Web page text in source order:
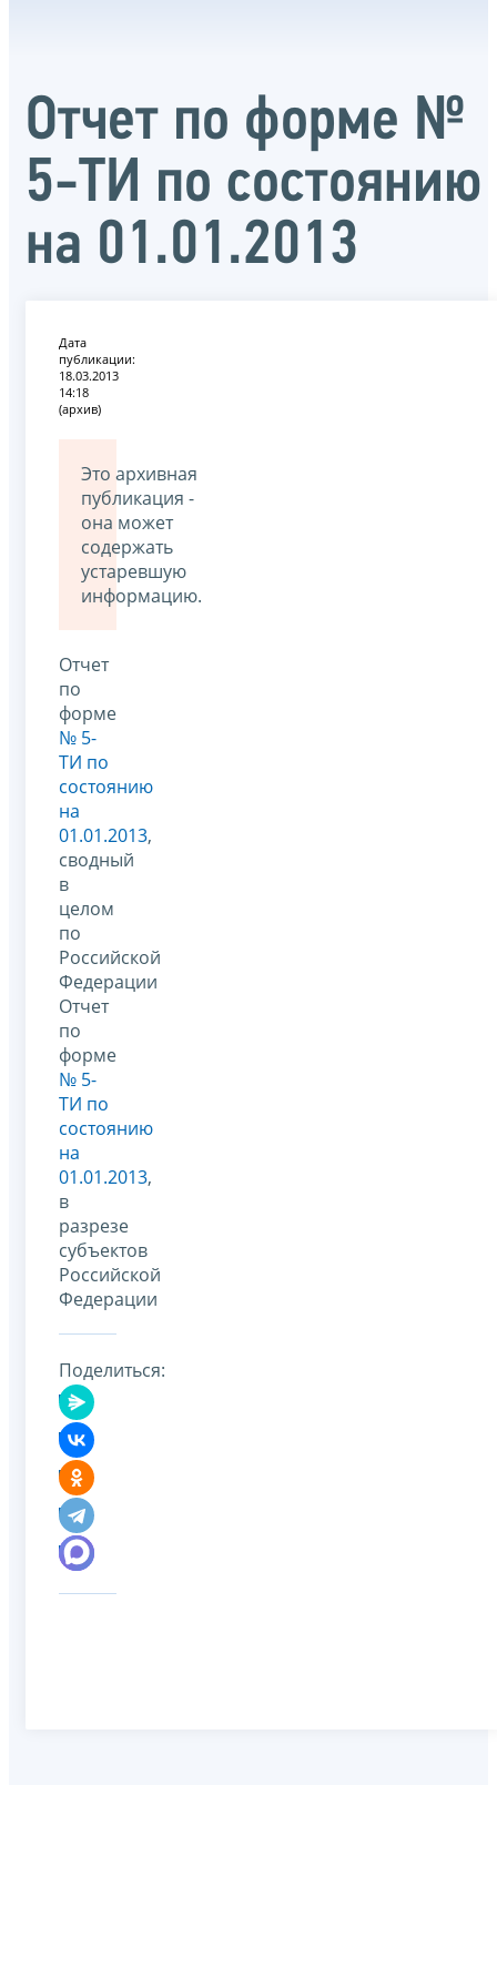
Отчет по форме №
5-ТИ по состоянию
на 01.01.2013
Дата
публикации:
18.03.2013
14:18
(архив)
Это архивная
публикация -
она может
содержать
устаревшую
информацию.
Отчет
по
форме
№ 5-
ТИ по
состоянию
на
01.01.2013,
сводный
в
целом
по
Российской
Федерации
Отчет
по
форме
№ 5-
ТИ по
состоянию
на
01.01.2013,
в
разрезе
субъектов
Российской
Федерации
Поделиться: